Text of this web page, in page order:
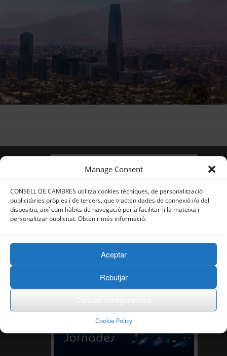
Manage Consent
CONSELL DE CAMBRES utilitza cookies tècniques, de personalització i
publicitàries pròpies i de tercers, que tracten dades de connexió i/o del
dispositiu, així com hàbits de navegació per a facilitar-li la mateixa i
personalitzar publicitat. Obtenir més informació.
Aceptar
Rebutjar
Cookie Policy